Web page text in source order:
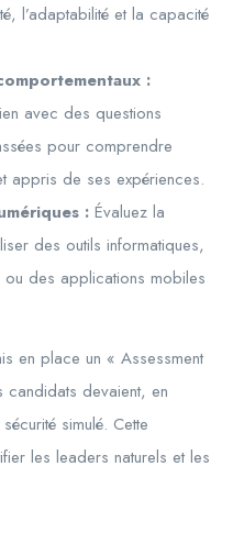
l’adaptabilité et la capacité
:
avec des questions
pour comprendre
appris de ses expériences.
: Évaluez la
des outils informatiques,
des applications mobiles
en place un « Assessment
candidats devaient, en
simulé. Cette
les leaders naturels et les